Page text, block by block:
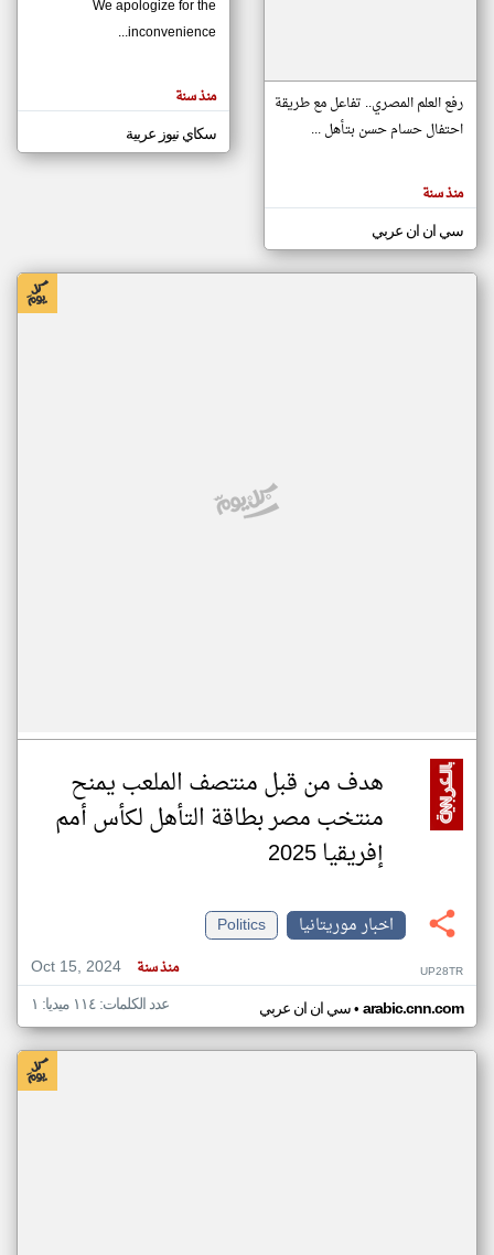
مصادر الأخبار من موريتانيا
اخبار موريتانيا على مدار الساعة
أهم اخبار موريتانيا العاجلة والمباشرة
المقالات
الموجوده
هنا عن
رفع العلم المصري.. تفاعل مع طريقة
احتفال حسام حسن بتأهل ...
منذ سنة
سي ان ان عربي
We apologize for the
inconvenience...
منذ سنة
سكاي نيوز عربية
هدف من قبل منتصف الملعب يمنح
منتخب مصر بطاقة التأهل لكأس أمم
إفريقيا 2025
اخبار موريتانيا
Politics
Oct 15, 2024
منذ سنة UP28TR
سي ان ان عربي• arabic.cnn.com عدد الكلمات: ١١٤ ميديا: ١
klyoum.com